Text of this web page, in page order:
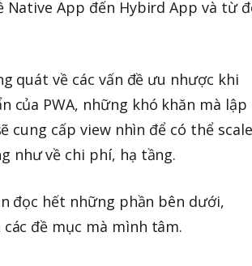
Native App đến Hybird App và từ
quát về các vấn đề ưu nhược khi
của PWA, những khó khăn mà lập
cung cấp view nhìn để có thể scale
như về chi phí, hạ tầng.
đọc hết những phần bên dưới,
đề mục mà mình tâm.